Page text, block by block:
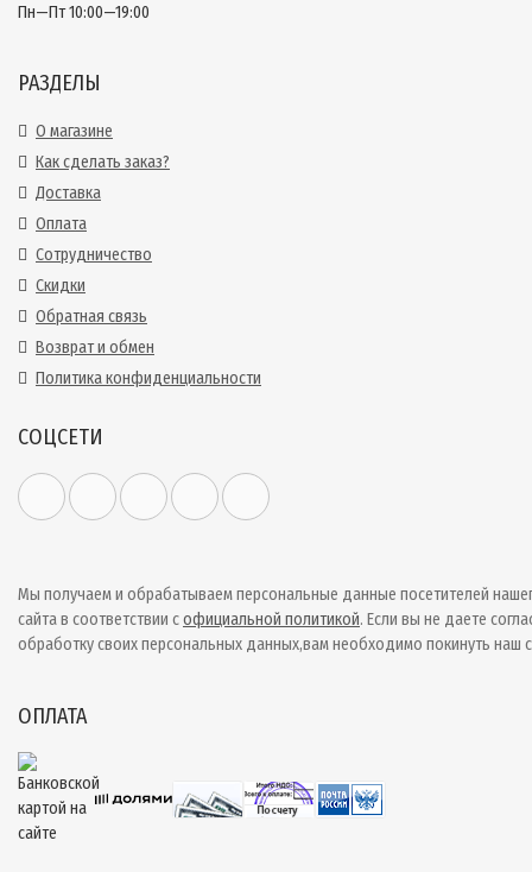
Пн—Пт 10:00—19:00
РАЗДЕЛЫ
О магазине
Как сделать заказ?
Доставка
Оплата
Сотрудничество
Скидки
Обратная связь
Возврат и обмен
Политика конфиденциальности
СОЦСЕТИ
Мы получаем и обрабатываем персональные данные посетителей
сайта в соответствии софициальной политикой. Если вы не даете
обработку своих персональных данных,вам необходимо покинуть наш
ОПЛАТА